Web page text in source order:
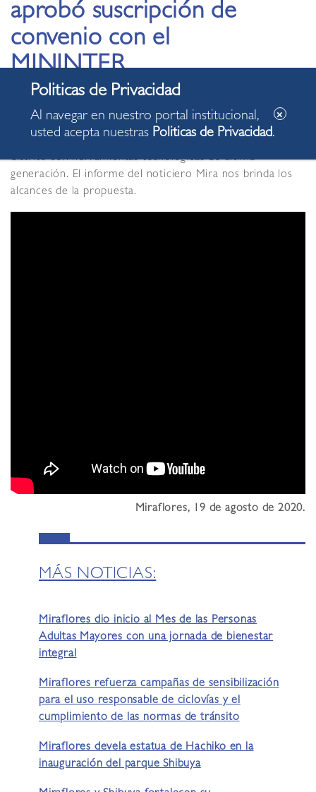
aprobó suscripción de
convenio con el
MININTER
19.08.2020
Se trata de reforzar la seguridad ciudadana en nuestro
distrito con herramientas tecnológicas de última
generación. El informe del noticiero Mira nos brinda los
alcances de la propuesta.
Miraflores, 19 de agosto de 2020.
MÁS NOTICIAS:
Miraflores dio inicio al Mes de las Personas
Adultas Mayores con una jornada de bienestar
integral
Miraflores refuerza campañas de sensibilización
para el uso responsable de ciclovías y el
cumplimiento de las normas de tránsito
Miraflores devela estatua de Hachiko en la
inauguración del parque Shibuya
Al navegar en nuestro portal institucional,
usted acepta nuestras Politicas de Privacidad.